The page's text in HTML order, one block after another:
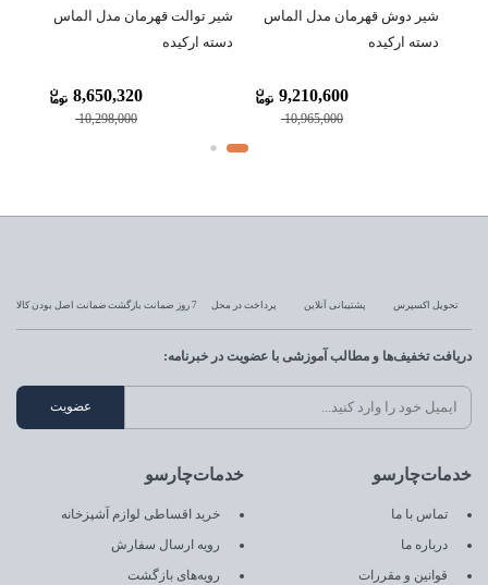
شیر دوش قهرمان مدل الماس
دسته ارکیده
10,965,000
9,210,600
شیر توالت قهرمان مدل الماس
دسته ارکیده
10,298,000
8,650,320
تحویل اکسپرس پشتیبانی آنلاین پرداخت در محل 7 روز ضمانت بازگشت ضمانت اصل بودن کالا
خدمات‌چارسو
تماس با ما
درباره ما
قوانین و مقررات
خدمات‌چارسو
خرید اقساطی لوازم آشپزخانه
رویه ارسال سفارش
رویه‌های بازگشت
دریافت تخفیف‌ها و مطالب آموزشی با عضویت در خبرنامه: